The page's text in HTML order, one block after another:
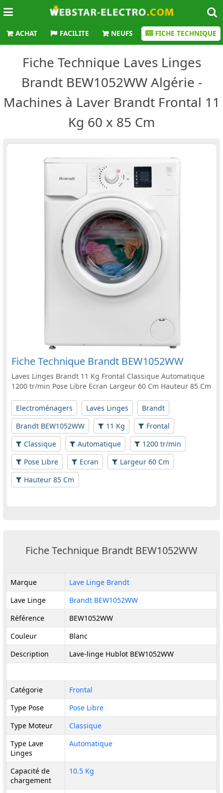
ACHAT FACILITE NEUFS FICHE TECHNIQUE
Fiche Technique Laves Linges
Brandt BEW1052WW Algérie -
Machines à Laver Brandt Frontal 11
Kg 60 x 85 Cm
Fiche Technique Brandt BEW1052WW
Laves Linges Brandt 11 Kg Frontal Classique Automatique
1200 tr/min Pose Libre Ecran Largeur 60 Cm Hauteur 85 Cm
Electroménagers Laves Linges
Brandt
Brandt BEW1052WW
11 Kg
Frontal
Classique
Automatique
1200 tr/min
Pose Libre
Ecran
Largeur 60 Cm
Hauteur 85 Cm
Fiche Technique Brandt BEW1052WW
Marque
Lave Linge Brandt
Lave Linge
Brandt BEW1052WW
Référence
BEW1052WW
Couleur
Blanc
Description
Lave-linge Hublot BEW1052WW
Catégorie
Frontal
Type Pose
Pose Libre
Type Moteur
Classique
Type Lave
Linges
Automatique
Capacité de
chargement
10.5 Kg